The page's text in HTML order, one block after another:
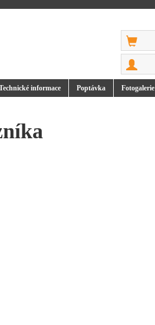
informace Poptávka Fotogalerie